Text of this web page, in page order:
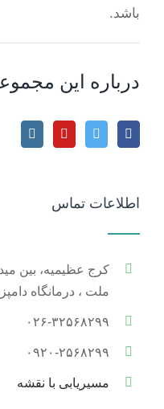
باشد.
درباره این
اطلاعات تماس
کرج عظیمیه، بین
ملت ، درمانگاه
۰۲۶-۳۲۵۶۸۲۹۹
۰۹۲۰-۲۵۶۸۲۹۹
مسیریابی با نقشه